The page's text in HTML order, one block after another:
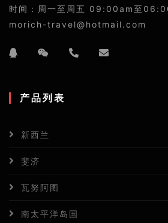
时间：周一至周五 09:00am至
morich-travel@hotmail.com
产品列表
新西兰
斐济
瓦努阿图
南太平洋岛国